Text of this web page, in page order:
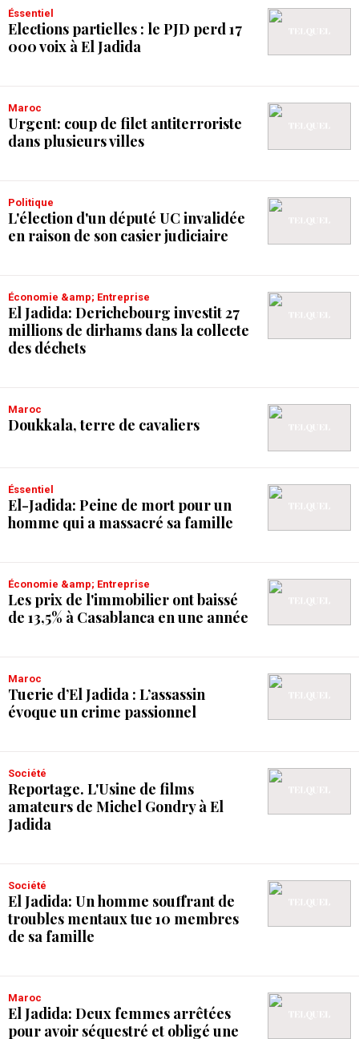
Éssentiel
Elections partielles : le PJD perd 17
000 voix à El Jadida
Maroc
Urgent: coup de filet antiterroriste
dans plusieurs villes
Politique
L'élection d'un député UC invalidée
en raison de son casier judiciaire
Économie &amp; Entreprise
El Jadida: Derichebourg investit 27
millions de dirhams dans la collecte
des déchets
Maroc
Doukkala, terre de cavaliers
Éssentiel
El-Jadida: Peine de mort pour un
homme qui a massacré sa famille
Économie &amp; Entreprise
Les prix de l'immobilier ont baissé
de 13,5% à Casablanca en une année
Maroc
Tuerie d’El Jadida : L’assassin
évoque un crime passionnel
Société
Reportage. L'Usine de films
amateurs de Michel Gondry à El
Jadida
Société
El Jadida: Un homme souffrant de
troubles mentaux tue 10 membres
de sa famille
Maroc
El Jadida: Deux femmes arrêtées
pour avoir séquestré et obligé une